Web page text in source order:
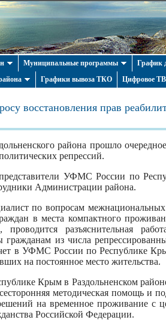
Муниципальные программы График
Графики вывоза ТКО Цифровое ТВ
восстановления прав
района прошло
репрессий.
УФМС России по
Администрации района.
по вопросам
в места компактного
разъяснительная
из числа
в УФМС России по Республике
на постоянное место жительства.
Крым в Раздольненском
методическая помощь и
на временное проживание с
Российской Федерации.